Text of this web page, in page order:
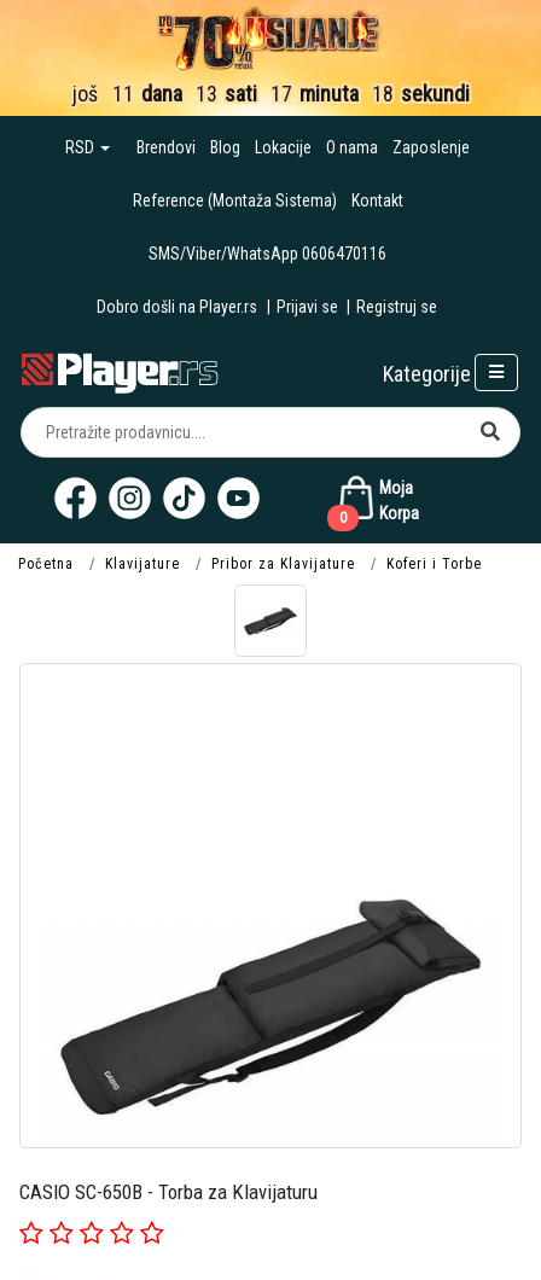
još 11 dana 13 sati 17 minuta 17 sekundi
RSD Brendovi Blog Lokacije O nama Zaposlenje
Reference (Montaža Sistema) Kontakt
SMS/Viber/WhatsApp 0606470116
Dobro došli na Player.rs Prijavi se Registruj se
Moja
Korpa
0
Kategorije
Početna Klavijature Pribor za Klavijature Koferi i Torbe
CASIO SC-650B - Torba za Klavijaturu